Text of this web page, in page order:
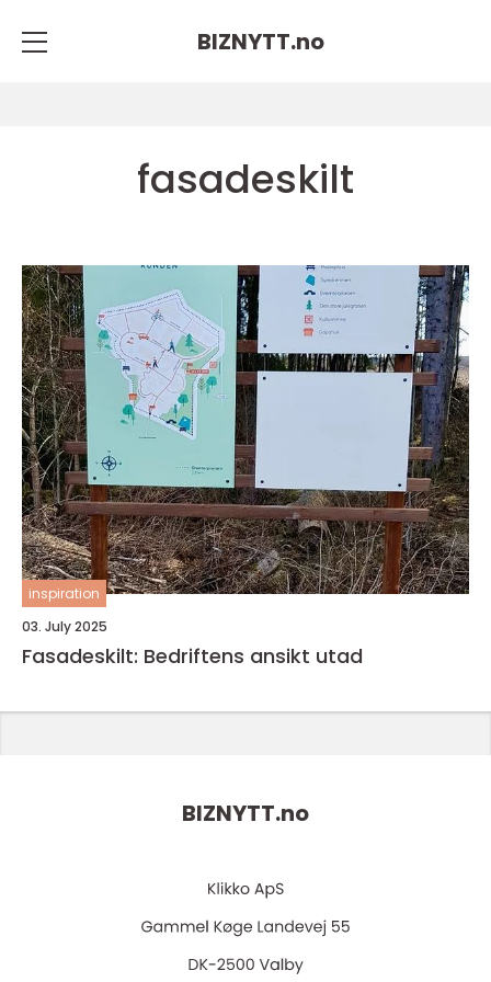
BIZNYTT.no
fasadeskilt
inspiration
03. July 2025
Fasadeskilt: Bedriftens ansikt utad
BIZNYTT.no